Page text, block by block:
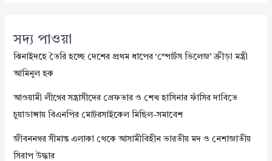
সদ্য পাওয়া
ঝিনাইদহে তৈরি হচ্ছে দেশের প্রথম ধাপের ‘স্পোর্টস ভিলেজ’ ক্রীড়া মন্ত্রী
আমিনুল হক
আওয়ামী লীগের সন্ত্রাসীদের গ্রেফতার ও শেখ হাসিনার ফাঁসির দাবিতে
চুয়াডাঙ্গায় বিএনপির মোটরসাইকেল মিছিল-সমাবেশ
জীবননগর সীমান্ত এলাকা থেকে আসামীবিহীন ভারতীয় মদ ও নেশাজাতীয়
সিরাপ উদ্ধার